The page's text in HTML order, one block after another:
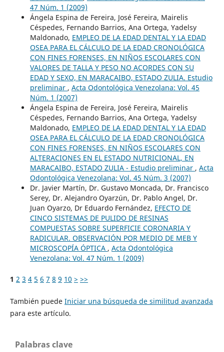
47 Núm. 1 (2009)
Ángela Espina de Fereira, José Fereira, Mairelis
Céspedes, Fernando Barrios, Ana Ortega, Yadelsy
Maldonado, EMPLEO DE LA EDAD DENTAL Y LA EDAD
OSEA PARA EL CÁLCULO DE LA EDAD CRONOLÓGICA
CON FINES FORENSES, EN NIÑOS ESCOLARES CON
VALORES DE TALLA Y PESO NO ACORDES CON SU
EDAD Y SEXO, EN MARACAIBO, ESTADO ZULIA. Estudio
preliminar , Acta Odontológica Venezolana: Vol. 45
Núm. 1 (2007)
Ángela Espina de Fereira, José Fereira, Mairelis
Céspedes, Fernando Barrios, Ana Ortega, Yadelsy
Maldonado, EMPLEO DE LA EDAD DENTAL Y LA EDAD
OSEA PARA EL CÁLCULO DE LA EDAD CRONOLÓGICA
CON FINES FORENSES, EN NIÑOS ESCOLARES CON
ALTERACIONES EN EL ESTADO NUTRICIONAL, EN
MARACAIBO, ESTADO ZULIA - Estudio preliminar , Acta
Odontológica Venezolana: Vol. 45 Núm. 3 (2007)
Dr. Javier Martín, Dr. Gustavo Moncada, Dr. Francisco
Serey, Dr. Alejandro Oyarzún, Dr. Pablo Angel, Dr.
Juan Oyarzo, Dr Eduardo Fernández, EFECTO DE
CINCO SISTEMAS DE PULIDO DE RESINAS
COMPUESTAS SOBRE SUPERFICIE CORONARIA Y
RADICULAR. OBSERVACIÓN POR MEDIO DE MEB Y
MICROSCOPÍA ÓPTICA , Acta Odontológica
Venezolana: Vol. 47 Núm. 1 (2009)
1 2 3 4 5 6 7 8 9 10 > >>
También puede Iniciar una búsqueda de similitud avanzada
para este artículo.
Palabras clave